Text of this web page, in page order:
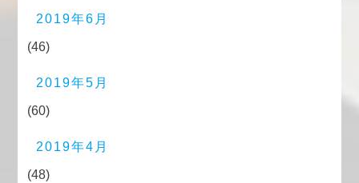
2019年6月
(46)
2019年5月
(60)
2019年4月
(48)